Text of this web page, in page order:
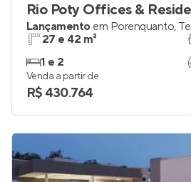
Rio Poty Offices &
Lançamento em Porenquanto,
27 e 42 m²
1 e 2
Venda a partir de
R$ 430.764